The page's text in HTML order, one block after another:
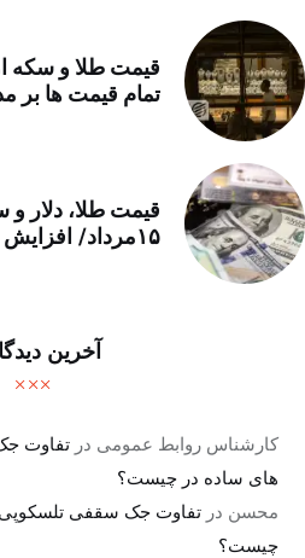
تمام قیمت ها بر
قیمت طلا، دلار و
۱۵مرداد/ افزایش قیمت ها + جدول
آخرین
کارشناس روابط عمومی درتفاوت
های ساده در چیست؟
محسن درتفاوت جک سقفی تلسکوپی
چیست؟